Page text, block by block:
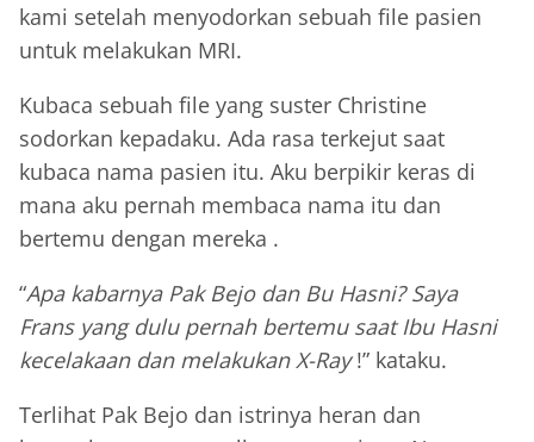
kami setelah menyodorkan sebuah file pasien
untuk melakukan MRI.
Kubaca sebuah file yang suster Christine
sodorkan kepadaku. Ada rasa terkejut saat
kubaca nama pasien itu. Aku berpikir keras di
mana aku pernah membaca nama itu dan
bertemu dengan mereka .
“Apa kabarnya Pak Bejo dan Bu Hasni? Saya
Frans yang dulu pernah bertemu saat Ibu Hasni
kecelakaan dan melakukan X-Ray!” kataku.
Terlihat Pak Bejo dan istrinya heran dan